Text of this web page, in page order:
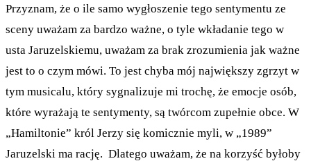
Przyznam, że o ile samo wygłoszenie tego sentymentu ze
sceny uważam za bardzo ważne, o tyle wkładanie tego w
usta Jaruzelskiemu, uważam za brak zrozumienia jak ważne
jest to o czym mówi. To jest chyba mój największy zgrzyt w
tym musicalu, który sygnalizuje mi trochę, że emocje osób,
które wyrażają te sentymenty, są twórcom zupełnie obce. W
„Hamiltonie” król Jerzy się komicznie myli, w „1989”
Jaruzelski ma rację. Dlatego uważam, że na korzyść byłoby